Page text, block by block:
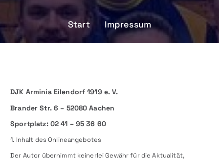
Start Impressum
DJK Arminia Eilendorf 1919 e. V.
Brander Str. 6 – 52080 Aachen
Sportplatz: 02 41 – 95 36 60
1. Inhalt des Onlineangebotes
Der Autor übernimmt keinerlei Gewähr für die Aktualität,